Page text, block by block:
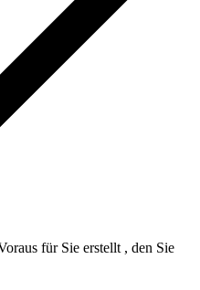
für Sie erstellt , den Sie